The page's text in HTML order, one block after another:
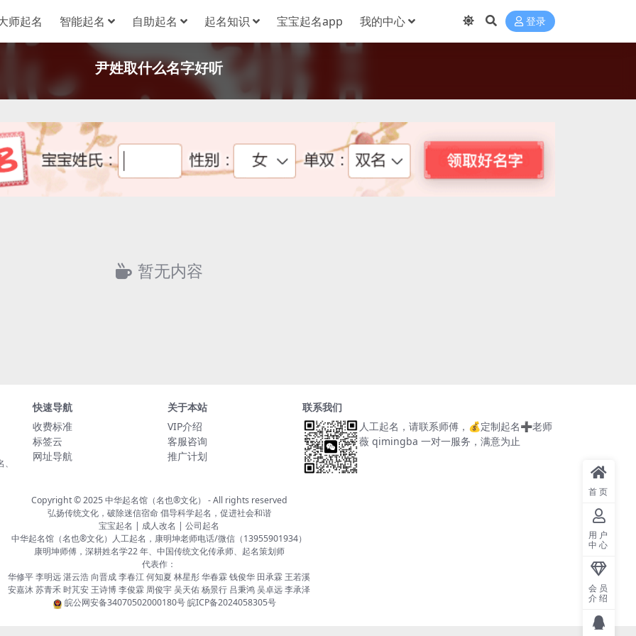
师起名 智能起名 自助起名 起名知识 宝宝起名app 我的中心 登录
尹姓取什么名字好听
暂无内容
快速导航
收费标准
标签云
网址导航
关于本站
VIP介绍
客服咨询
推广计划
联系我们
人工起名，请联系师傅， 💰定制起名➕老师
薇 qimingba 一对一服务，满意为止
Copyright © 2025中华起名馆（名也®文化） - All rights reserved
弘扬传统文化，破除迷信宿命 倡导科学起名，促进社会和谐
宝宝起名 | 成人改名 | 公司起名
中华起名馆（名也®文化）人工起名，康明坤老师电话/微信（13955901934）
康明坤师傅，深耕姓名学22 年、中国传统文化传承师、起名策划师
代表作：
华修平 李明远 湛云浩 向晋成 李春江 何知夏 林星彤 华春霖 钱俊华 田承霖 王若溪
安嘉沐 苏青禾 时芃安 王诗博 李俊霖 周俊宇 吴天佑 杨景行 吕秉鸿 吴卓远 李承泽
皖公网安备34070502000180号皖ICP备2024058305号
首页
用户
中心
会员
介绍